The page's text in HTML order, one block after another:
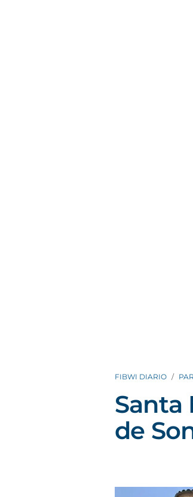
FIBWI DIARIO
Santa
de